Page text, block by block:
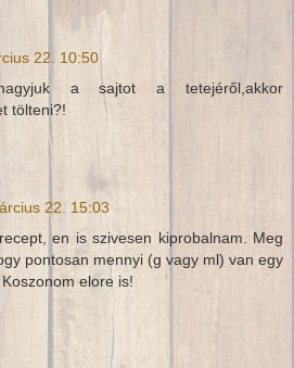
22. 10:50
a sajtot a tetejéről,akkor
tölteni?!
22. 15:03
en is szivesen kiprobalnam. Meg
pontosan mennyi (g vagy ml) van egy
elore is!